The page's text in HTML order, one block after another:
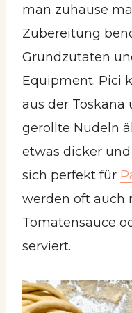
man zuhause
Zubereitung
Grundzutaten
Equipment. Pici
aus der Toskana
gerollte Nudeln
etwas dicker
sich perfekt für
werden oft auch
Tomatensauce
serviert.